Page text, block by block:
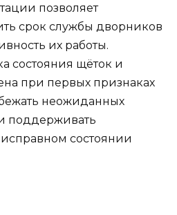
позволяет
срок службы дворников
их работы.
состояния щёток и
при первых признаках
неожиданных
поддерживать
состоянии